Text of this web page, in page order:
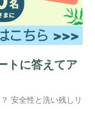
トに答えてア
安全性と洗い残しリ